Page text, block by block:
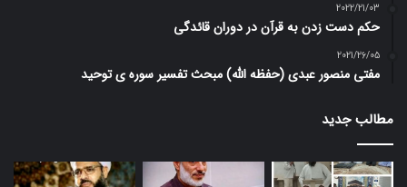
2022/21/03
حکم دست زدن به قرآن در دوران قائدگی
2021/26/05
مفتی منصور عبدی (حفظه الله) مبحث تفسیر سوره ی توحید
مطالب جدید